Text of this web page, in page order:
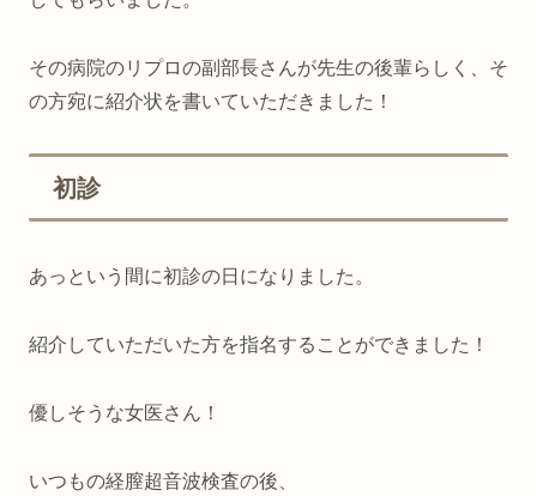
その病院のリプロの副部長さんが先生の後輩らしく、そ
の方宛に紹介状を書いていただきました！
初診
あっという間に初診の日になりました。
紹介していただいた方を指名することができました！
優しそうな女医さん！
いつもの経膣超音波検査の後、